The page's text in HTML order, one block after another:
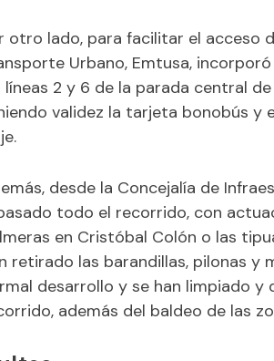
otro lado, para facilitar el acceso
Urbano, Emtusa,
líneas 2 y 6 de la parada central
validez la tarjeta bonobús y
desde la Concejalía de
todo el recorrido, con
en Cristóbal Colón o las
retirado las barandillas, pilonas y
desarrollo y se han limpiado
además del baldeo de las